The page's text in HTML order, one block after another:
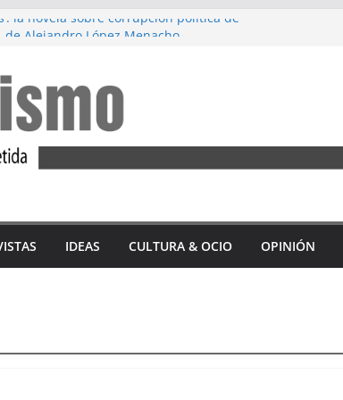
la novela sobre corrupción política de
de Accem: Por qué huyen las mujeres
de las víctimas mortales por
en 2023 son andaluzas
del ‘Alfajor Solidario’: unión exitosa del
IDEAS CULTURA & OCIO OPINIÓN